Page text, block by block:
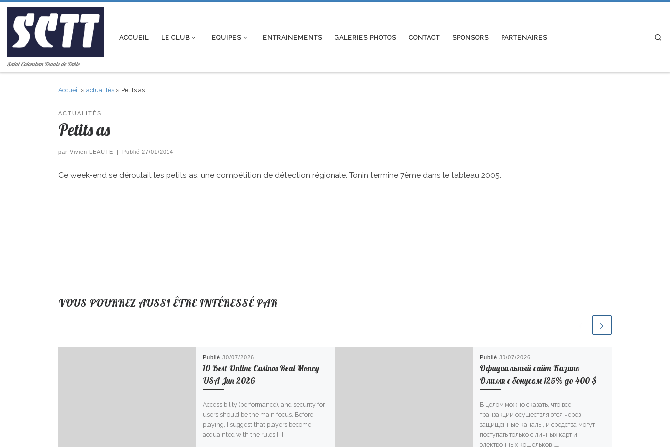
Passer au contenu
Saint Colomban Tennis de Table
ACCUEIL LE CLUB EQUIPES ENTRAINEMENTS GALERIES PHOTOS CONTACT SPONSORS PARTENAIRES
Accueil » actualités » Petits as
ACTUALITÉS
Petits as
par Vivien LEAUTE | Publié 27/01/2014
Ce week-end se déroulait les petits as, une compétition de détection régionale. Tonin termine 7ème dans le tableau 2005.
VOUS POURREZ AUSSI ÊTRE INTÉRESSÉ PAR
Publié 30/07/2026
10 Best Online Casinos Real Money
USA Jun 2026
Accessibility (performance), and security for
users should be the main focus. Before
playing, I suggest that players become
acquainted with the rules […]
Publié 30/07/2026
Официальный сайт Казино
Олимп с бонусом 125% до 400 $
В целом можно сказать, что все
транзакции осуществляются через
защищённые каналы, и средства могут
поступать только с личных карт и
электронных кошельков […]